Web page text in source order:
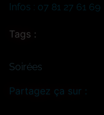
Infos : 07 81 27 61 69
Tags :
Soirées
Partagez ça sur :